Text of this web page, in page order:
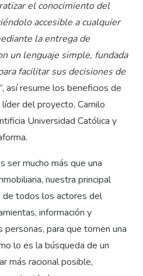
el conocimiento del
accesible a cualquier
la entrega de
un lenguaje simple, fundada
facilitar sus decisiones de
”, así resume los beneficios de
del proyecto, Camilo
Universidad Católica y
ser mucho más que una
nuestra principal
de todos los actores del
información y
para que tomen una
lo es la búsqueda de un
más racional posible,